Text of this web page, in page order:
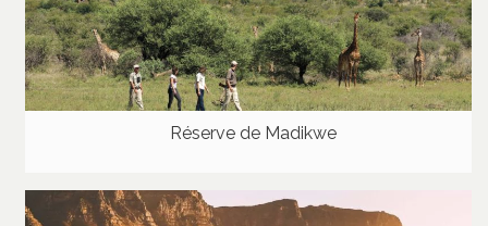
Réserve de Madikwe